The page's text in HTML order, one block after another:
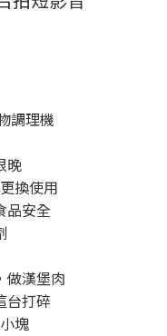
x H27 cm
固1年
調理機
晚
換使用
品安全
做漢堡肉
台打碎
塊